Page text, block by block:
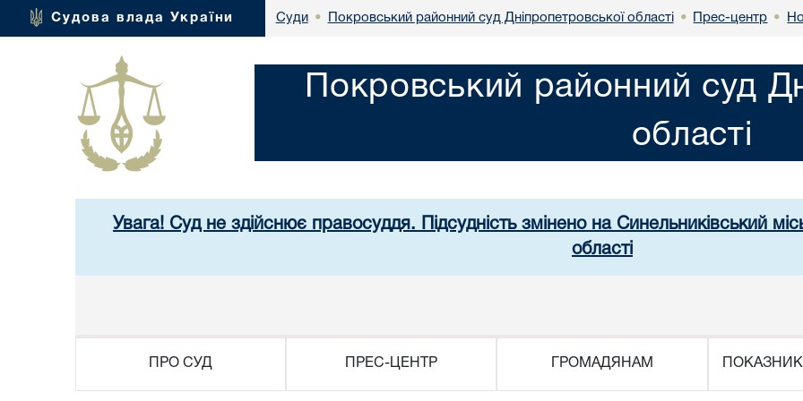
Судова влада України Суди • Покровський районний суд Дніпропетровської області • Прес-центр •
Покровський районний суд
області
Увага! Суд не здійснює правосуддя. Підсудність змінено на Синельниківський
області
ПРО СУД ПРЕС-ЦЕНТР ГРОМАДЯНАМ